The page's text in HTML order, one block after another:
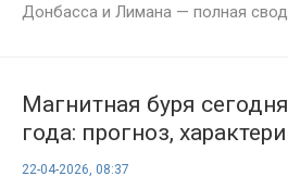
Донбасса и Лимана — полная
Магнитная буря
года: прогноз,
рекомендации врачей
22-04-2026, 08:37